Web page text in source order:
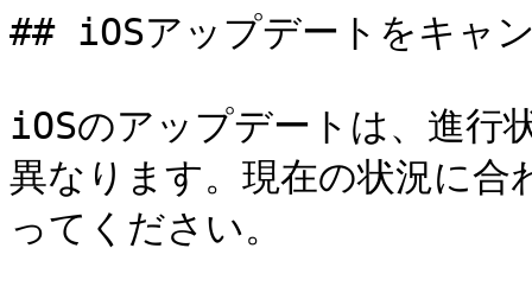
## iOSアップデートをキャ
iOSのアップデートは、進行
異なります。現在の状況に合
ってください。